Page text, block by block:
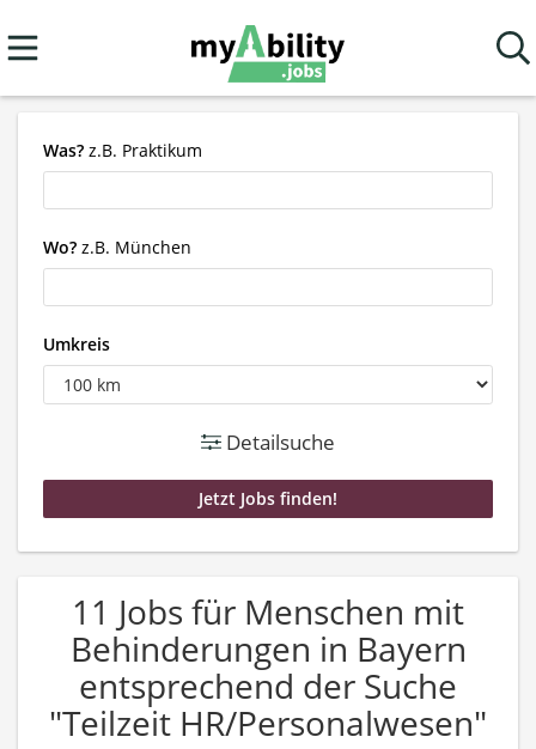
Was? z.B. Praktikum
Wo? z.B. München
Umkreis
Detailsuche
11 Jobs für Menschen mit
Behinderungen in Bayern
entsprechend der Suche
"Teilzeit HR/Personalwesen"